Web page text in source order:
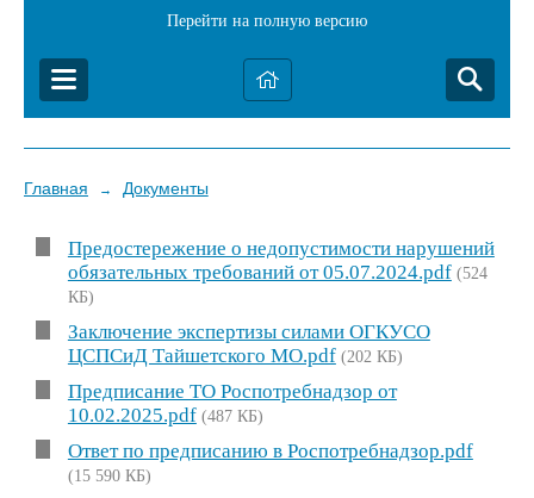
Перейти на полную версию
Главная → Документы
Предостережение о недопустимости нарушений
обязательных требований от 05.07.2024.pdf (524
КБ)
Заключение экспертизы силами ОГКУСО
ЦСПСиД Тайшетского МО.pdf (202 КБ)
Предписание ТО Роспотребнадзор от
10.02.2025.pdf (487 КБ)
Ответ по предписанию в Роспотребнадзор.pdf
(15 590 КБ)